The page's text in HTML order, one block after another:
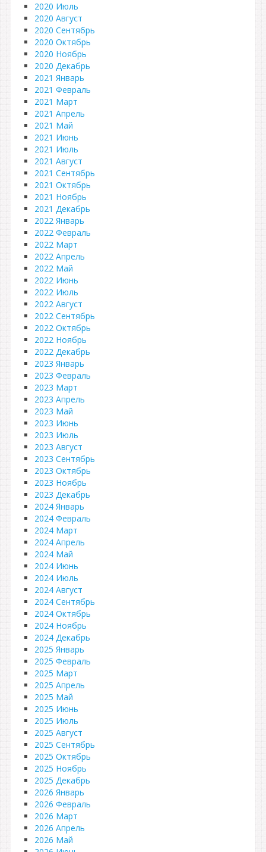
2020 Июль
2020 Август
2020 Сентябрь
2020 Октябрь
2020 Ноябрь
2020 Декабрь
2021 Январь
2021 Февраль
2021 Март
2021 Апрель
2021 Май
2021 Июнь
2021 Июль
2021 Август
2021 Сентябрь
2021 Октябрь
2021 Ноябрь
2021 Декабрь
2022 Январь
2022 Февраль
2022 Март
2022 Апрель
2022 Май
2022 Июнь
2022 Июль
2022 Август
2022 Сентябрь
2022 Октябрь
2022 Ноябрь
2022 Декабрь
2023 Январь
2023 Февраль
2023 Март
2023 Апрель
2023 Май
2023 Июнь
2023 Июль
2023 Август
2023 Сентябрь
2023 Октябрь
2023 Ноябрь
2023 Декабрь
2024 Январь
2024 Февраль
2024 Март
2024 Апрель
2024 Май
2024 Июнь
2024 Июль
2024 Август
2024 Сентябрь
2024 Октябрь
2024 Ноябрь
2024 Декабрь
2025 Январь
2025 Февраль
2025 Март
2025 Апрель
2025 Май
2025 Июнь
2025 Июль
2025 Август
2025 Сентябрь
2025 Октябрь
2025 Ноябрь
2025 Декабрь
2026 Январь
2026 Февраль
2026 Март
2026 Апрель
2026 Май